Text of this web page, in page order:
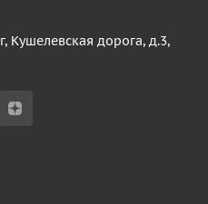
Кушелевская дорога, д.3,